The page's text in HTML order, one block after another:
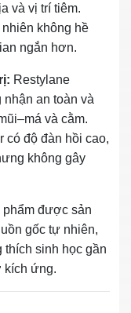
và vị trí tiêm.
không hề
ngắn hơn.
Restylane
an toàn và
và cằm.
có độ đàn hồi cao,
không gây
phẩm được sản
gốc tự nhiên,
thích sinh học gần
kích ứng.